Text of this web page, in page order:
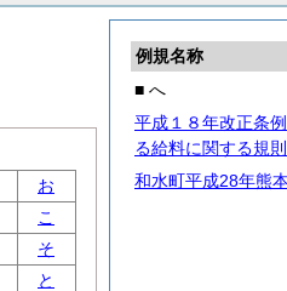
例規名称
■ へ
平成１８年改正条
る給料に関する規則
和水町平成28年熊
お
こ
そ
と